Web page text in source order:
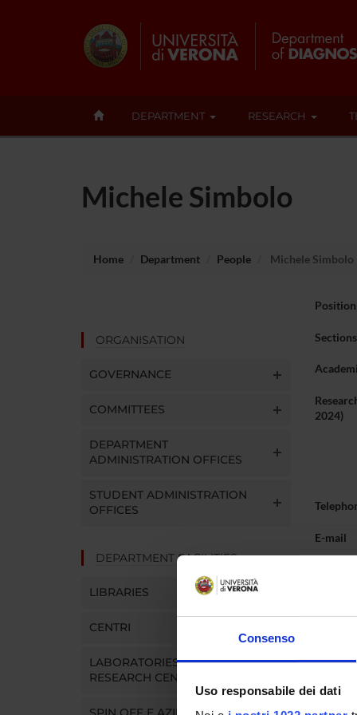
Consenso
Uso responsabile dei dati
DEPARTMENT RESEARCH
Michele Simbolo
Home Department People Michele Simbolo
ORGANISATION
GOVERNANCE
COMMITTEES
DEPARTMENT
ADMINISTRATION OFFICES
STUDENT ADMINISTRATION
OFFICES
DEPARTMENT FACILITIES
LIBRARIES
CENTRI
LABORATORIES AND
RESEARCH CENTRES
Position
Sections
2024)
E-mail